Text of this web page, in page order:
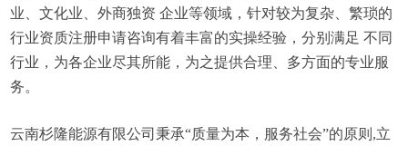
业、文化业、外商独资 企业等领域，针对较为复杂、繁琐的
行业资质注册申请咨询有着丰富的实操经验，分别满足 不同
行业，为各企业尽其所能，为之提供合理、多方面的专业服
务。
云南杉隆能源有限公司秉承“质量为本，服务社会”的原则,立